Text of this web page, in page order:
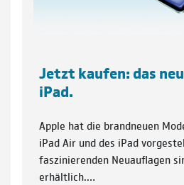
Jetzt kaufen: das
iPad.
Apple hat die brandneuen
iPad Air und des iPad
faszinierenden Neuauflagen
erhältlich.…